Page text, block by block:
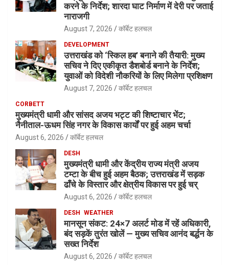
करने के निर्देश; शारदा घाट निर्माण में देरी पर जताई
नाराजगी
August 7, 2026 कॉर्बेट हलचल
DEVELOPMENT
उत्तराखंड को ‘स्किल हब’ बनाने की तैयारी: मुख्य
सचिव ने दिए एकीकृत डैशबोर्ड बनाने के निर्देश;
युवाओं को विदेशी नौकरियों के लिए मिलेगा प्रशिक्षण
August 7, 2026 कॉर्बेट हलचल
CORBETT
मुख्यमंत्री धामी और सांसद अजय भट्ट की शिष्टाचार भेंट;
नैनीताल-ऊधम सिंह नगर के विकास कार्यों पर हुई अहम चर्चा
August 6, 2026 कॉर्बेट हलचल
DESH
मुख्यमंत्री धामी और केंद्रीय राज्य मंत्री अजय
टम्टा के बीच हुई अहम बैठक; उत्तराखंड में सड़क
ढाँचे के विस्तार और क्षेत्रीय विकास पर हुई चर्
August 6, 2026 कॉर्बेट हलचल
DESH WEATHER
मानसून संकट: 24×7 अलर्ट मोड में रहें अधिकारी,
बंद सड़कें तुरंत खोलें — मुख्य सचिव आनंद बर्द्धन के
सख्त निर्देश
August 6, 2026 कॉर्बेट हलचल